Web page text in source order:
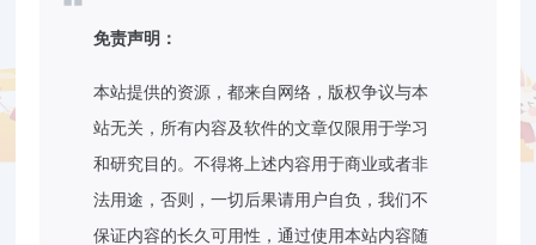
免责声明：
本站提供的资源，都来自网络，版权争议与本
站无关，所有内容及软件的文章仅限用于学习
和研究目的。不得将上述内容用于商业或者非
法用途，否则，一切后果请用户自负，我们不
保证内容的长久可用性，通过使用本站内容随